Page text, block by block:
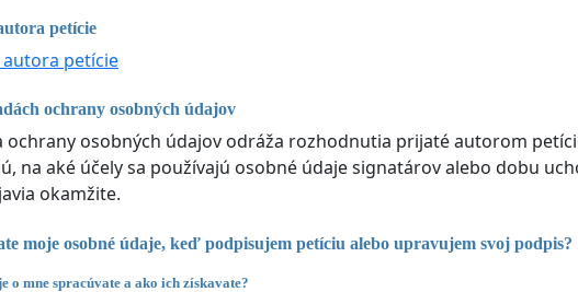
petície
petície
ochrany osobných údajov
ochrany osobných údajov odráža rozhodnutia prijaté autorom
na aké účely sa používajú osobné údaje signatárov alebo dobu
okamžite.
moje osobné údaje, keď podpisujem petíciu alebo upravujem svoj podpis?
o mne spracúvate a ako ich získavate?